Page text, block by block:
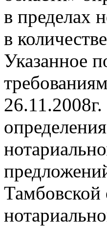
в пределах
в
Указанное
Тамбовской